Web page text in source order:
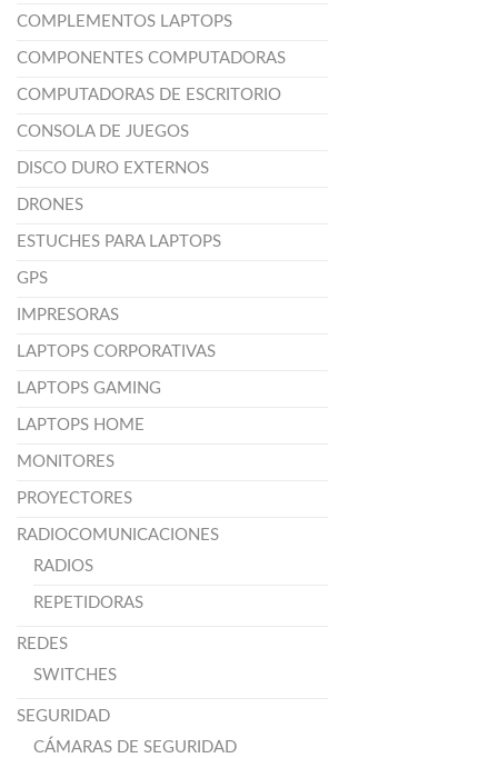
COMPLEMENTOS LAPTOPS
COMPONENTES COMPUTADORAS
COMPUTADORAS DE ESCRITORIO
CONSOLA DE JUEGOS
DISCO DURO EXTERNOS
DRONES
ESTUCHES PARA LAPTOPS
GPS
IMPRESORAS
LAPTOPS CORPORATIVAS
LAPTOPS GAMING
LAPTOPS HOME
MONITORES
PROYECTORES
RADIOCOMUNICACIONES
RADIOS
REPETIDORAS
REDES
SWITCHES
SEGURIDAD
CÁMARAS DE SEGURIDAD